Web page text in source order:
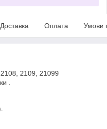
Доставка Оплата Умови
2108, 2109, 21099
.